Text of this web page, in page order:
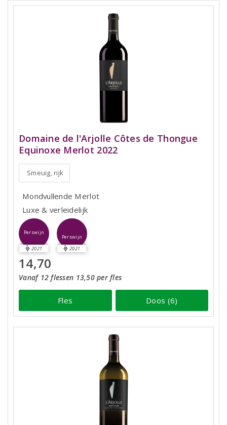
Domaine de l'Arjolle Côtes de Thongue
Equinoxe Merlot 2022
Smeuïg, rijk
Mondvullende Merlot
Luxe & verleidelijk
Perswijn
2021
Perswijn
2021
14,70
Vanaf 12 flessen 13,50 per fles
Fles Doos (6)